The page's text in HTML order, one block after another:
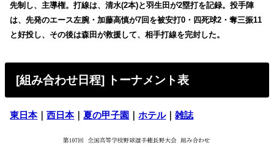
先制し、主導権。打線は、清水(2本)と羽生田が2塁打を記録。投手陣
は、先発のエース左腕・加藤高慎が7回を被安打0・四死球2・奪三振11
と好投し、その後は森田が救援して、相手打線を完封した。
[組み合わせ日程] トーナメント表
東日本｜西日本｜夏の甲子園 ｜ホテル｜雑誌